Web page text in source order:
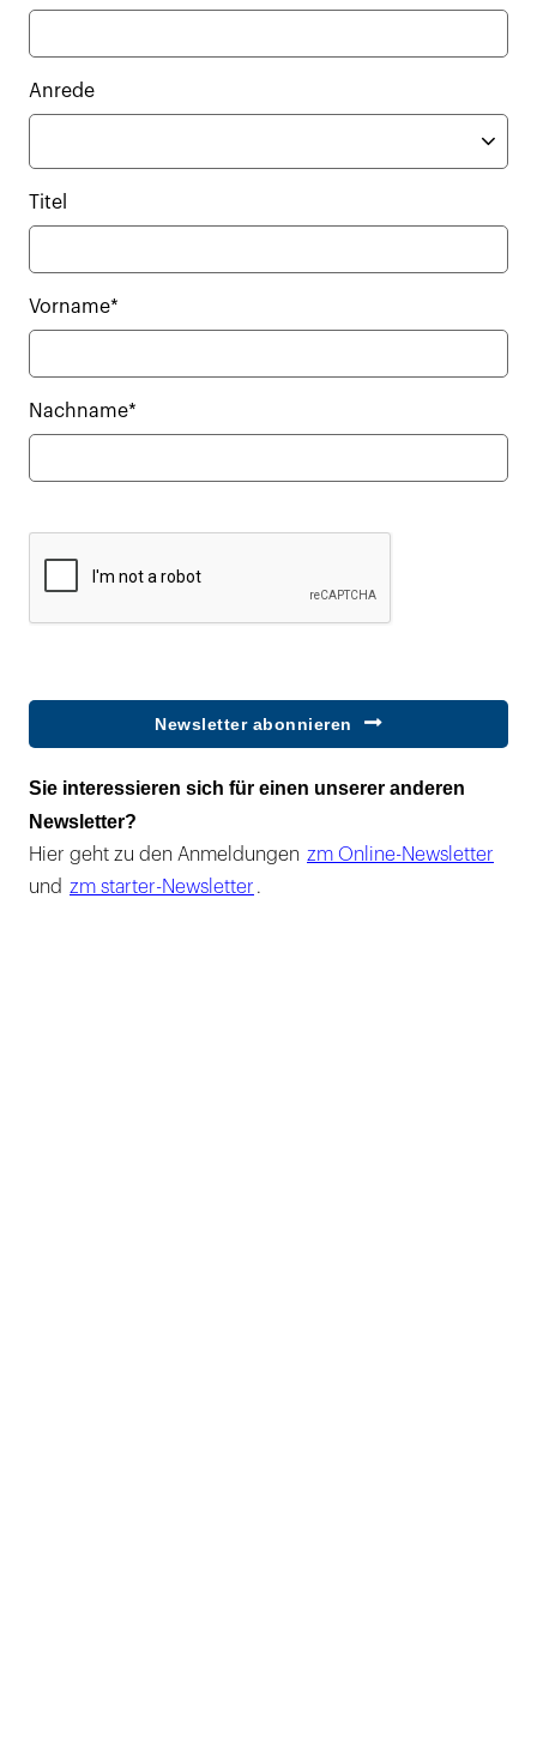
Anrede
Titel
Vorname*
Nachname*
Newsletter abonnieren
Sie interessieren sich für einen unserer anderen
Newsletter?
Hier geht zu den Anmeldungen zm Online-Newsletter
und zm starter-Newsletter .